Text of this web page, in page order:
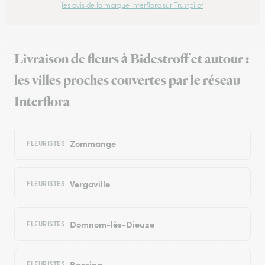
les avis de la marque Interflora sur Trustpilot
Livraison de fleurs à Bidestroff et autour :
les villes proches couvertes par le réseau
Interflora
FLEURISTES Zommange
FLEURISTES Vergaville
FLEURISTES Domnom-lès-Dieuze